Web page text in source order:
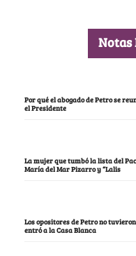
Notas
Por qué el abogado de Petro se
el Presidente
La mujer que tumbó la lista del
María del Mar Pizarro y “Lalis
Los opositores de Petro no
entró a la Casa Blanca